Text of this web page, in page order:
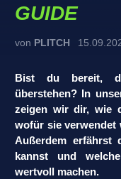
GUIDE
von PLITCH
Bist du bereit,
überstehen? In
zeigen wir dir, wie
wofür sie verwendet
Außerdem erfährst
kannst und
wertvoll machen.